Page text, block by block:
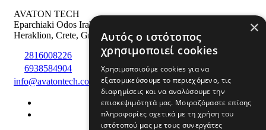
AVATON TECH
Eparchiaki Odos Irakliou Agiou Silla 275
Heraklion, Crete, Greece
2816008226
6938584904
info@avatontech.com
×
Αυτός ο ιστότοπος
χρησιμοποιεί cookies
Χρησιμοποιούμε cookies για να
εξατομικεύσουμε το περιεχόμενο, τις
διαφημίσεις και να αναλύσουμε την
επισκεψιμότητά μας. Μοιραζόμαστε επίσης
πληροφορίες σχετικά με τη χρήση του
ιστότοπού μας με τους συνεργάτες